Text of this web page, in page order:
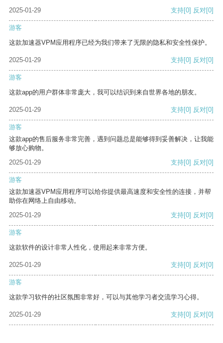
2025-01-29 支持[0] 反对[0]
游客
这款加速器VPM应用程序已经为我们带来了无限的隐私和安全性保护。
2025-01-29 支持[0] 反对[0]
游客
这款app的用户群体非常庞大，我可以结识到来自世界各地的朋友。
2025-01-29 支持[0] 反对[0]
游客
这款app的售后服务非常完善，遇到问题总是能够得到妥善解决，让我能
够放心购物。
2025-01-29
支持[0] 反对[0]
游客
这款加速器VPM应用程序可以给你提供最高速度和安全性的连接，并帮
助你在网络上自由移动。
2025-01-29
支持[0] 反对[0]
游客
这款软件的设计非常人性化，使用起来非常方便。
2025-01-29 支持[0] 反对[0]
游客
这款学习软件的社区氛围非常好，可以与其他学习者交流学习心得。
2025-01-29 支持[0] 反对[0]